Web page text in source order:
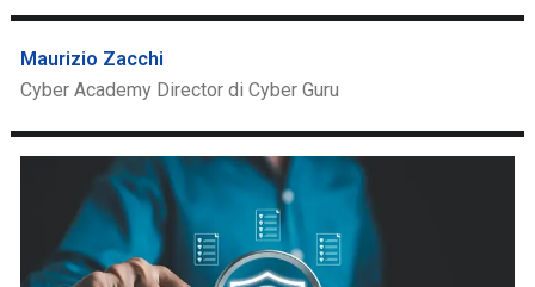
Maurizio Zacchi
Cyber Academy Director di Cyber Guru